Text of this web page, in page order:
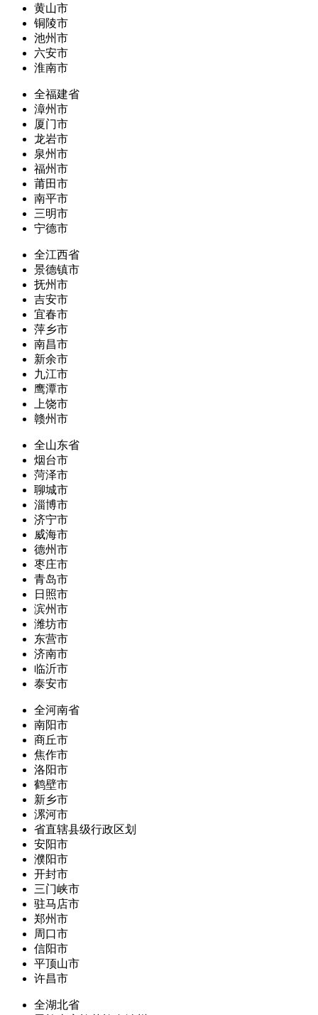
黄山市
铜陵市
池州市
六安市
淮南市
全福建省
漳州市
厦门市
龙岩市
泉州市
福州市
莆田市
南平市
三明市
宁德市
全江西省
景德镇市
抚州市
吉安市
宜春市
萍乡市
南昌市
新余市
九江市
鹰潭市
上饶市
赣州市
全山东省
烟台市
菏泽市
聊城市
淄博市
济宁市
威海市
德州市
枣庄市
青岛市
日照市
滨州市
潍坊市
东营市
济南市
临沂市
泰安市
全河南省
南阳市
商丘市
焦作市
洛阳市
鹤壁市
新乡市
漯河市
省直辖县级行政区划
安阳市
濮阳市
开封市
三门峡市
驻马店市
郑州市
周口市
信阳市
平顶山市
许昌市
全湖北省